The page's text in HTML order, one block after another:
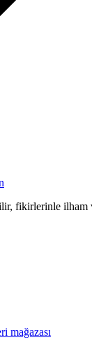
fikirlerinle
mağazası